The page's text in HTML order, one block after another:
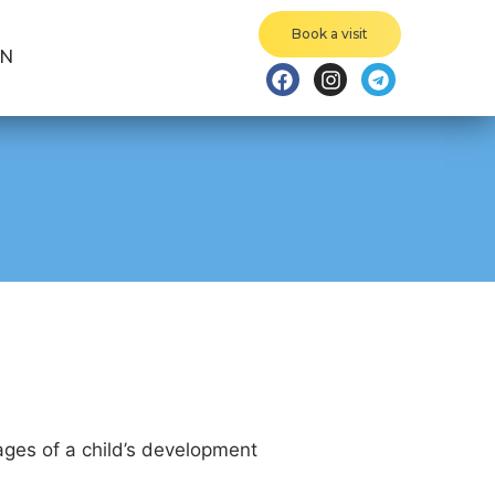
Book a visit
of a child’s development